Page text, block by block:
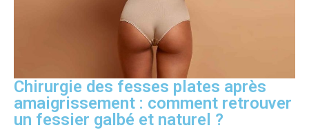
Chirurgie des fesses plates après
amaigrissement : comment retrouver
un fessier galbé et naturel ?